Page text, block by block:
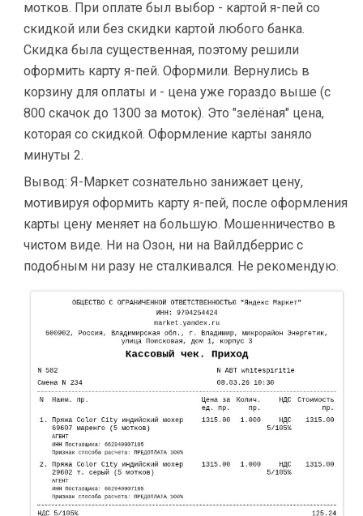
мотков. При оплате был выбор - картой я-пей со
скидкой или без скидки картой любого банка.
Скидка была существенная, поэтому решили
оформить карту я-пей. Оформили. Вернулись в
корзину для оплаты и - цена уже гораздо выше (с
800 скачок до 1300 за моток). Это "зелёная" цена,
которая со скидкой. Оформление карты заняло
минуты 2.
Вывод: Я-Маркет сознательно занижает цену,
мотивируя оформить карту я-пей, после оформления
карты цену меняет на большую. Мошенничество в
чистом виде. Ни на Озон, ни на Вайлдберрис с
подобным ни разу не сталкивался. Не рекомендую.